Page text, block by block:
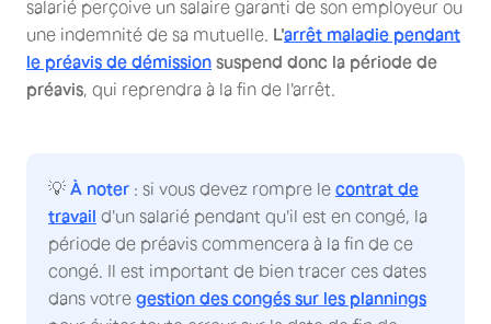
salarié perçoive un salaire garanti de son employeur ou
une indemnité de sa mutuelle. L'arrêt maladie pendant
le préavis de démission suspend donc la période de
préavis , qui reprendra à la fin de l'arrêt.
💡 À noter : si vous devez rompre le contrat de
travail d'un salarié pendant qu'il est en congé, la
période de préavis commencera à la fin de ce
congé. Il est important de bien tracer ces dates
dans votre gestion des congés sur les plannings